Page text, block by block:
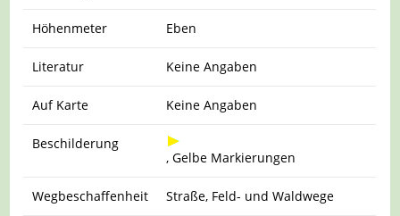
Höhenmeter Eben
Literatur Keine Angaben
Auf Karte Keine Angaben
Beschilderung
, Gelbe Markierungen
Wegbeschaffenheit Straße, Feld- und Waldwege